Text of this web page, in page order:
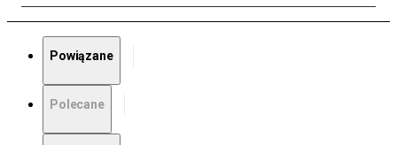
Powiązane
Polecane